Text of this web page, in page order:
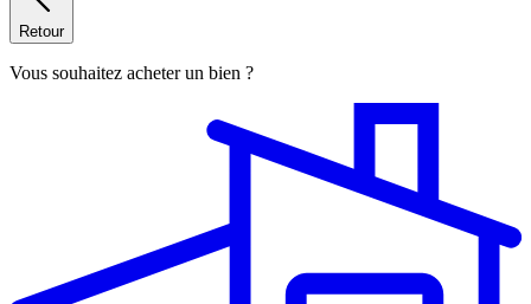
Retour
Vous souhaitez acheter un bien ?